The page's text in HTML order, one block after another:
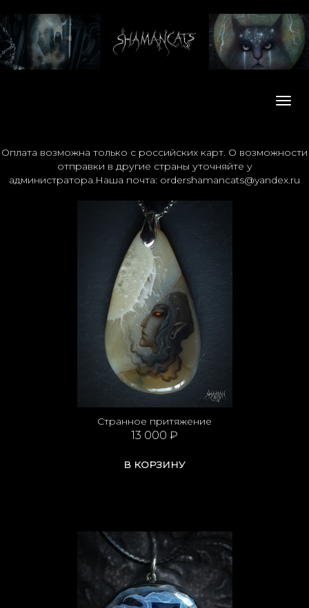
Оплата возможна только с российских карт. О возможности
отправки в другие страны уточняйте у
администратора.Наша почта: ordershamancats@yandex.ru
Странное притяжение
13 000 ₽
В КОРЗИНУ